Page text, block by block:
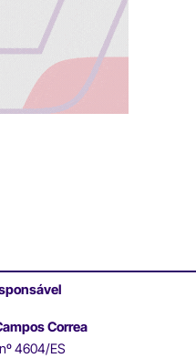
Correa
4604/ES